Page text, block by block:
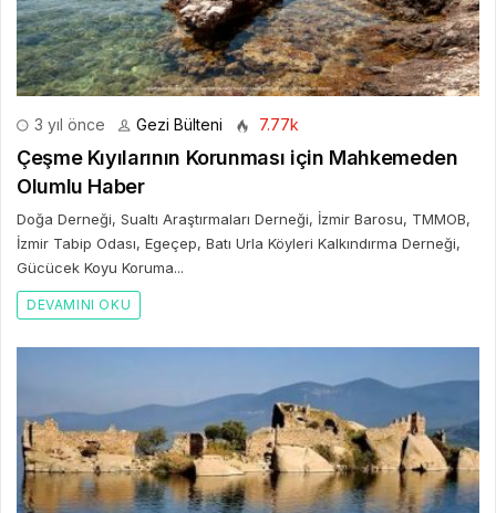
3 yıl önce Gezi Bülteni 7.77k
Çeşme Kıyılarının Korunması için Mahkemeden
Olumlu Haber
Doğa Derneği, Sualtı Araştırmaları Derneği, İzmir Barosu, TMMOB,
İzmir Tabip Odası, Egeçep, Batı Urla Köyleri Kalkındırma Derneği,
Gücücek Koyu Koruma...
DEVAMINI OKU